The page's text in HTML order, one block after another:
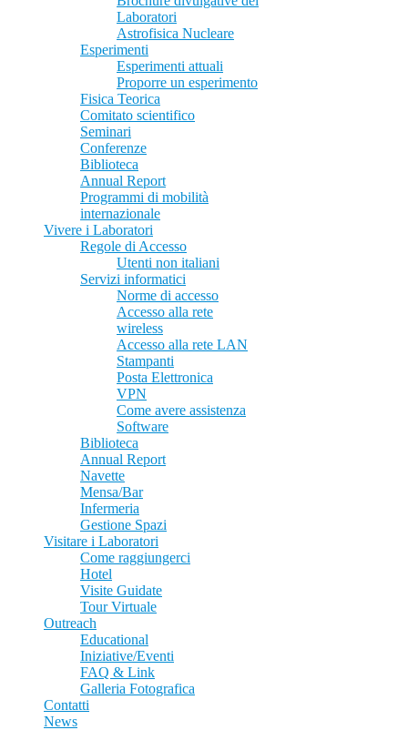
Laboratori
Astrofisica Nucleare
Esperimenti
Esperimenti attuali
Proporre un esperimento
Fisica Teorica
Comitato scientifico
Seminari
Conferenze
Biblioteca
Annual Report
Programmi di mobilità
internazionale
Vivere i Laboratori
Regole di Accesso
Utenti non italiani
Servizi informatici
Norme di accesso
Accesso alla rete
wireless
Accesso alla rete LAN
Stampanti
Posta Elettronica
VPN
Come avere assistenza
Software
Biblioteca
Annual Report
Navette
Mensa/Bar
Infermeria
Gestione Spazi
Visitare i Laboratori
Come raggiungerci
Hotel
Visite Guidate
Tour Virtuale
Outreach
Educational
Iniziative/Eventi
FAQ & Link
Galleria Fotografica
Contatti
News